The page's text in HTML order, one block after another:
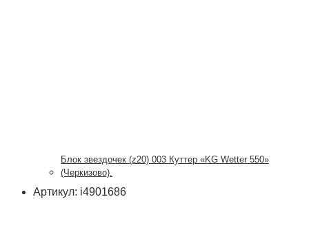
Блок звездочек (z20) 003 Куттер «KG Wetter 550»
(Черкизово).
Артикул: i4901686